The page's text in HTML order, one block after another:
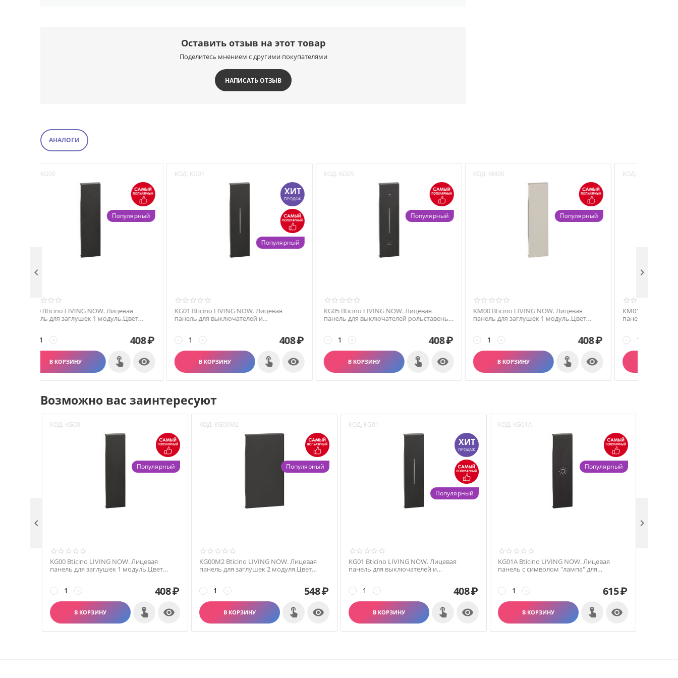
Оставить отзыв на этот товар
Поделитесь мнением с другими покупателями
НАПИСАТЬ ОТЗЫВ
АНАЛОГИ
КОД:
Популярный
KG00 Bticino LIVING NOW. Лицевая
панель для заглушек 1 модуль.Цвет
− ₽
В КОРЗИНУ 
КОД:
Популярный
KG01 Bticino LIVING NOW. Лицевая
панель для выключателей и
− ₽
В КОРЗИНУ 
КОД:
Популярный
KG05 Bticino LIVING NOW. Лицевая
панель для выключателей рольставень
− ₽
В КОРЗИНУ 
КОД:
Популярный
KM00 Bticino LIVING NOW. Лицевая
панель для заглушек 1 модуль.Цвет
− ₽
В КОРЗИНУ 
 
Возможно вас заинтересуют
КОД: KG00
Популярный
KG00 Bticino LIVING NOW. Лицевая
панель для заглушек 1 модуль.Цвет
+
− 408₽
В КОРЗИНУ 
КОД: KG00M2
Популярный
KG00M2 Bticino LIVING NOW. Лицевая
панель для заглушек 2 модуля.Цвет
+
− 548₽
В КОРЗИНУ 
КОД: KG01
ХИТ
ПРОДАЖ
Популярный
KG01 Bticino LIVING NOW. Лицевая
панель для выключателей и
+
− 408₽
В КОРЗИНУ 
КОД: KG01A
Популярный
KG01A Bticino LIVING NOW. Лицевая
панель с символом "лампа" для
+
− 615₽
В КОРЗИНУ 
 